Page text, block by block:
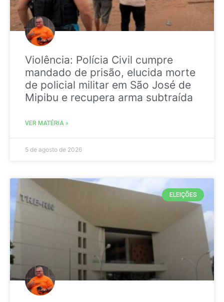
Violência: Polícia Civil cumpre
mandado de prisão, elucida morte
de policial militar em São José de
Mipibu e recupera arma subtraída
VER MATÉRIA »
5 de agosto de 2026
ELEIÇÕES